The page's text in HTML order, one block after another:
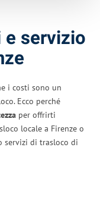
servizio
i costi sono un
Ecco perché
per offrirti
locale a Firenze o
servizi di trasloco di